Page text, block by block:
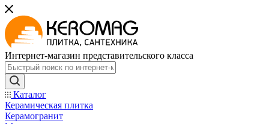
Интернет-магазин представительского класса
Каталог
Керамическая плитка
Керамогранит